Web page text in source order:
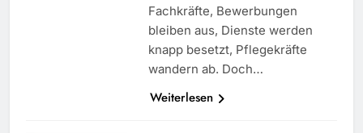
Fachkräfte, Bewerbungen
bleiben aus, Dienste werden
knapp besetzt, Pflegekräfte
wandern ab. Doch…
Weiterlesen